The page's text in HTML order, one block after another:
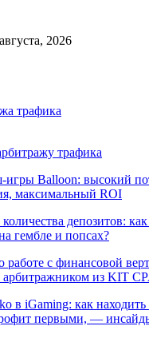
2026
трафика
трафика
игры Balloon: высокий
максимальный ROI
депозитов:
гембле и попсах?
работе с финансовой
арбитражником из KIT
в iGaming: как находить
первыми, —